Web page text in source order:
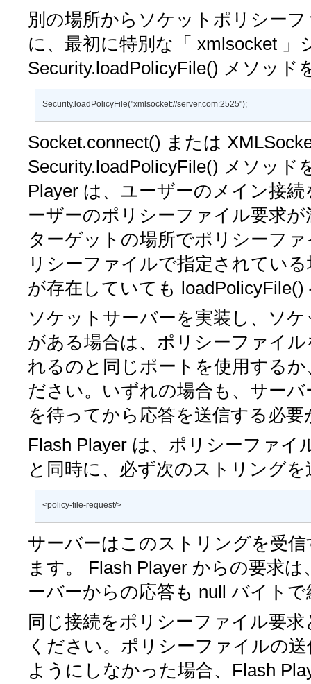
別の場所からソケットポリシー
に、最初に特別な「 xmlsocket 」
Security.loadPolicyFile() メソッド
Security.loadPolicyFile("xmlsocket://server.com:2525");
Socket.connect() または
Security.loadPolicyFile() メソッド
Player は、ユーザーのメイン接
ーザーのポリシーファイル要求
ターゲットの場所でポリシーフ
リシーファイルで指定されてい
が存在していても
loadPolicyFile()
ソケットサーバーを実装し、ソ
がある場合は、ポリシーファイ
れるのと同じポートを使用する
ださい。いずれの場合も、サー
を待ってから応答を送信する必
Flash Player は、ポリシーファイ
と同時に、必ず次のストリング
<policy-file-request/>
サーバーはこのストリングを受
ます。 Flash Player からの要求
ーバーからの応答も null バイト
同じ接続をポリシーファイル要
ください。ポリシーファイルの
ようにしなかった場合、Flash